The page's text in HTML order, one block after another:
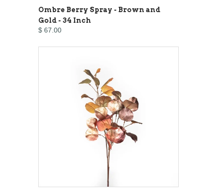
Ombre Berry Spray - Brown and
Gold - 34 Inch
$ 67.00